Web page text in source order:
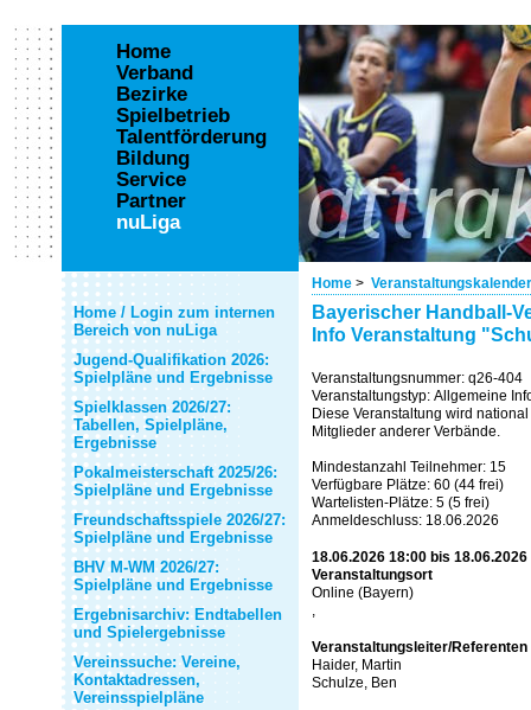
Home > Veranstaltungskalender
Home
Verband
Bezirke
Spielbetrieb
Talentförderung
Bildung
Service
Partner
nuLiga
Home / Login zum internen
Bereich von nuLiga
Jugend-Qualifikation 2026:
Spielpläne und Ergebnisse
Spielklassen 2026/27:
Tabellen, Spielpläne,
Ergebnisse
Pokalmeisterschaft 2025/26:
Spielpläne und Ergebnisse
Freundschaftsspiele 2026/27:
Spielpläne und Ergebnisse
BHV M-WM 2026/27:
Spielpläne und Ergebnisse
Ergebnisarchiv: Endtabellen
und Spielergebnisse
Vereinssuche: Vereine,
Kontaktadressen,
Vereinsspielpläne
Bayerischer Handball-
Info Veranstaltung
Veranstaltungsnummer: q26-404
Veranstaltungstyp: Allgemeine
Diese Veranstaltung wird
Mitglieder anderer Verbände.
Mindestanzahl Teilnehmer: 15
Verfügbare Plätze: 60 (44 frei)
Wartelisten-Plätze: 5 (5 frei)
Anmeldeschluss: 18.06.2026
18.06.2026 18:00 bis
Veranstaltungsort
Online (Bayern)
,
Veranstaltungsleiter/Referenten
Haider, Martin
Schulze, Ben